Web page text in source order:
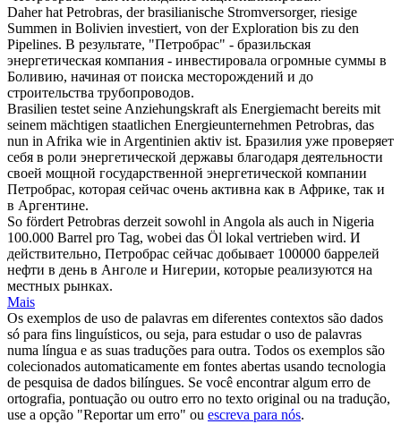
Daher hat Petrobras, der brasilianische Stromversorger, riesige
Summen in Bolivien investiert, von der Exploration bis zu den
Pipelines. В результате, "Петробрас" - бразильская
энергетическая компания - инвестировала огромные суммы в
Боливию, начиная от поиска месторождений и до
строительства трубопроводов.
Brasilien testet seine Anziehungskraft als Energiemacht bereits mit
seinem mächtigen staatlichen Energieunternehmen Petrobras, das
nun in Afrika wie in Argentinien aktiv ist. Бразилия уже проверяет
себя в роли энергетической державы благодаря деятельности
своей мощной государственной энергетической компании
Петробрас, которая сейчас очень активна как в Африке, так и
в Аргентине.
So fördert Petrobras derzeit sowohl in Angola als auch in Nigeria
100.000 Barrel pro Tag, wobei das Öl lokal vertrieben wird. И
действительно, Петробрас сейчас добывает 100000 баррелей
нефти в день в Анголе и Нигерии, которые реализуются на
местных рынках.
Mais
Os exemplos de uso de palavras em diferentes contextos são dados
só para fins linguísticos, ou seja, para estudar o uso de palavras
numa língua e as suas traduções para outra. Todos os exemplos são
colecionados automaticamente em fontes abertas usando tecnologia
de pesquisa de dados bilíngues. Se você encontrar algum erro de
ortografia, pontuação ou outro erro no texto original ou na tradução,
use a opção "Reportar um erro" ou escreva para nós.